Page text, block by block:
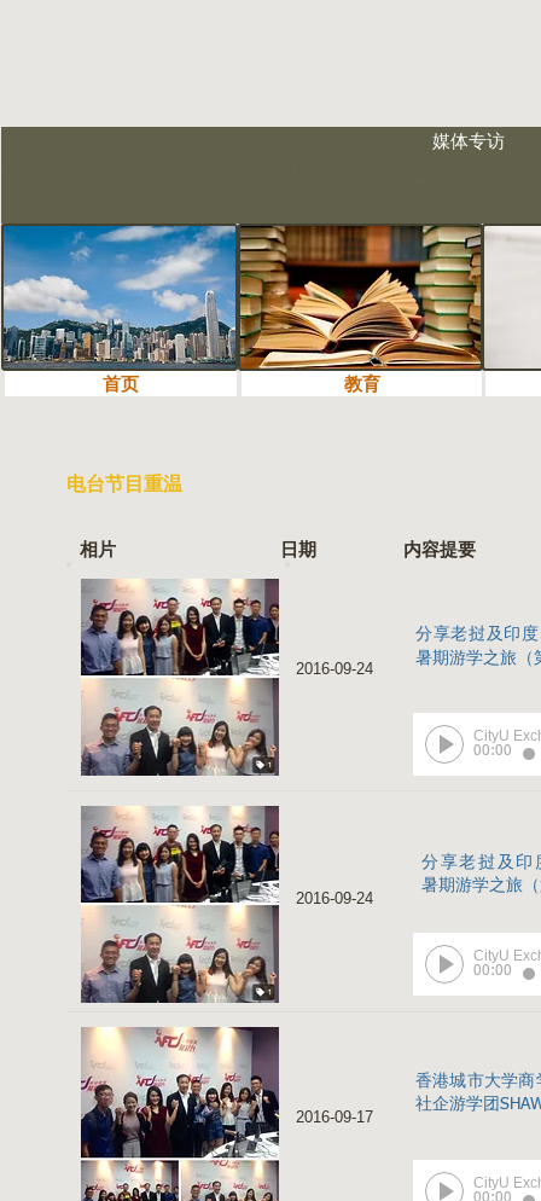
教育
媒体专访
首页 教育
电台节目重温
2016-09-24
2016-09-24
2016-09-17
分享老挝及印
暑期游学之旅
分享老挝及印
暑期游学之旅
香港城市大学商
社企游学团
CityU
00:00
相片 日期 内容
CityU
00:00
CityU